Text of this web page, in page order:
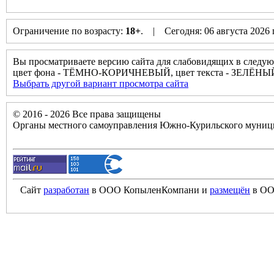
Ограничение по возрасту: 18+. | Сегодня: 06 августа
Вы просматриваете версию сайта для слабовидящих в
цвет фона - ТЁМНО-КОРИЧНЕВЫЙ, цвет текста -
Выбрать другой вариант просмотра сайта
© 2016 - 2026 Все права защищены
Органы местного самоуправления Южно-Курильского
Сайт разработан в ООО КопыленКомпани и размещён в